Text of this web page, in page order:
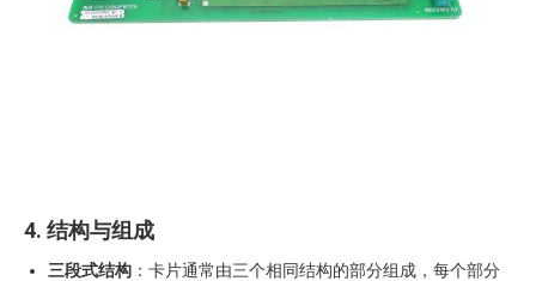
4. 结构与组成
三段式结构 ：卡片通常由三个相同结构的部分组成，每个部分